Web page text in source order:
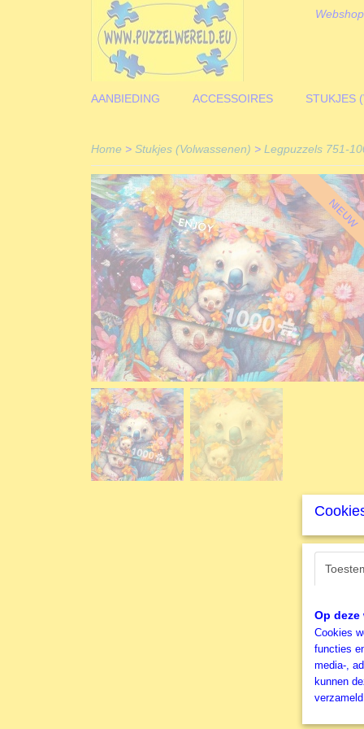
Webshop
AANBIEDING ACCESSOIRES STUKJES
Home > Stukjes (Volwassenen) > Legpuzzels 751-
NIEUW
Op
Cookies
functies
media-,
kunnen